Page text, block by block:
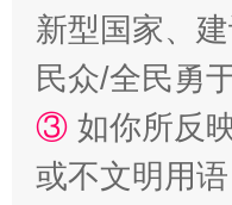
国家大学科技园
新型国家、
民众/全民勇
③ 如你所反
或不文明用